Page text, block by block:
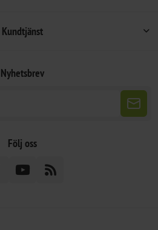
Kundtjänst
Nyhetsbrev
Följ oss